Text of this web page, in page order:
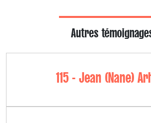
Autres
115 - Jean (Nane)